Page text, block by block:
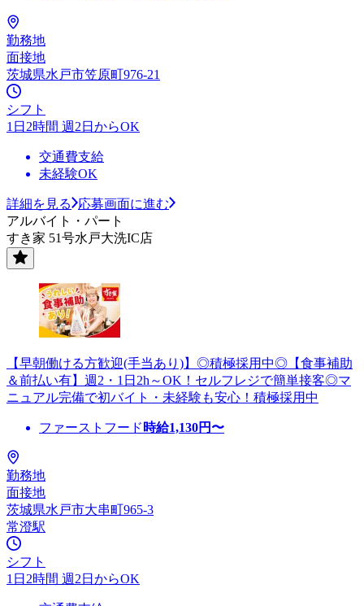
勤務地
面接地
茨城県水戸市笠原町976-21
シフト
1日2時間 週2日からOK
交通費支給
未経験OK
詳細を見る
応募画面に進む
アルバイト・パート
すき家 51号水戸大洗IC店
【早朝働ける方歓迎(手当あり)】◎積極採用中◎【食事補助
＆前払い有】週2・1日2h～OK！セルフレジで簡単接客◎マ
ニュアル完備で初バイト・未経験も安心！積極採用中
ファーストフード 時給1,130円〜
勤務地
面接地
茨城県水戸市大串町965-3
常澄駅
シフト
1日2時間 週2日からOK